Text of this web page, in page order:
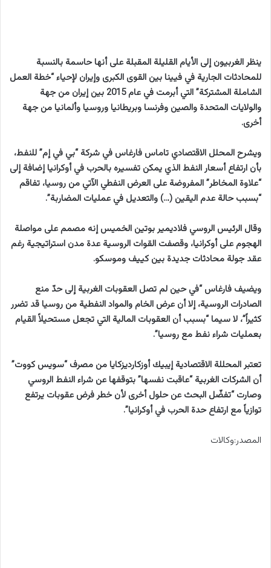
ينظر الغربيون إلى الأيام القليلة المقبلة على أنها حاسمة بالنسبة
للمحادثات الجارية في فيينا بين القوى الكبرى وإيران لإحياء “خطة العمل
الشاملة المشتركة” التي أبرمت في عام 2015 بين إيران من جهة
والولايات المتحدة والصين وفرنسا وبريطانيا وروسيا وألمانيا من جهة
أخرى.
ويشرح المحلل الاقتصادي تاماس فارغاس في شركة “بي في إم” للنفط،
بأن ارتفاع أسعار النفط الذي يمكن تفسيره بالحرب في أوكرانيا إضافة إلى
“علاوة المخاطر” المفروضة على العرض النفطي الآتي من روسيا، تفاقم
“بسبب حالة عدم اليقين (…) والتعديل في عمليات المضاربة”.
وقال الرئيس الروسي فلاديمير بوتين الخميس إنه مصمم على مواصلة
الهجوم على أوكرانيا، وقصفت القوات الروسية عدة مدن استراتيجية رغم
عقد جولة محادثات جديدة بين كييف وموسكو.
ويضيف فارغاس “في حين لم تصل العقوبات الغربية إلى حدّ منع
الصادرات الروسية، إلا أن عرض الخام والمواد النفطية من روسيا قد تضرر
كثيراً”، لا سيما “بسبب أن العقوبات المالية التي تجعل مستحيلاً القيام
بعمليات شراء نفط مع روسيا”.
تعتبر المحللة الاقتصادية إيبيك أوزكارديزكايا من مصرف “سويس كووت”
أن الشركات الغربية “عاقبت نفسها” بتوقفها عن شراء النفط الروسي
وصارت “تفضّل البحث عن حلول أخرى لأن خطر فرض عقوبات يرتفع
توازياً مع ارتفاع حدة الحرب في أوكرانيا”.
المصدر:وكالات